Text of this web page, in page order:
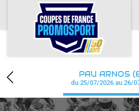
ACCUEIL
ACTUS
CALENDRIER
CHAMPIONNAT
RÉSULTATS
PAU ARNOS
du 25/07/2026 au 26/